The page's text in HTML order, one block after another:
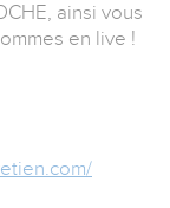
ainsi vous
en live !